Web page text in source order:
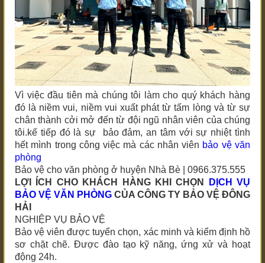
Vì việc đầu tiên mà chúng tôi làm cho quý khách hàng
đó là niềm vui, niềm vui xuất phát từ tấm lòng và từ sự
chân thành cởi mở đến từ đội ngũ nhân viên của chúng
tôi.kế tiếp đó là sự bảo đảm, an tâm với sự nhiệt tình
hết mình trong công việc mà các nhân viên bảo vệ văn
phòng
Bảo vệ cho văn phòng ở huyện Nhà Bè | 0966.375.555
LỢI ÍCH CHO KHÁCH HÀNG KHI CHỌN
DỊCH VỤ
BẢO VỆ VĂN PHÒNG CỦA CÔNG TY BẢO VỆ ĐÔNG
HẢI
NGHIỆP VỤ BẢO VỆ
Bảo vệ viên được tuyển chọn, xác minh và kiểm định hồ
sơ chặt chẽ. Được đào tạo kỹ năng, ứng xử và hoạt
động 24h.